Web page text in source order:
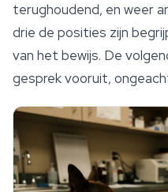
terughoudend, en weer
drie de posities zijn
van het bewijs. De
gesprek vooruit,